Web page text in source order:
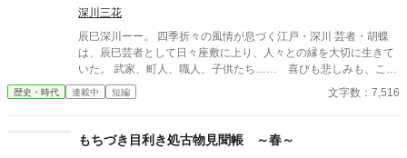
の足跡を追い、若き日の友情、父との確執、大名との駆け引きを
描く。信長の人生は、斎藤道三、明智光秀、羽柴秀吉、徳川家
康、伊達政宗といった時代の英傑たちとの交流とともに、一つの
大きな物語を形成する。この物語は、信長の未知なる野望の軌跡
深川三花
辰巳深川ーー。 四季折々の風情が息づく江戸・深川 芸者・胡蝶
は、辰巳芸者として日々座敷に上り、人々との縁を大切に生きて
いた。 武家、町人、職人、子供たち…… 喜びも悲しみも、この
町には人の数だけ物語がある。 季節の移ろいとともに紡がれる、
人情、粋、そして江戸の暮し。 慌ただしい世の中だからこそ、ほ
歴史・時代 連載中 短編 文字数：7,516
もちづき目利き処古物見聞帳 ～春～